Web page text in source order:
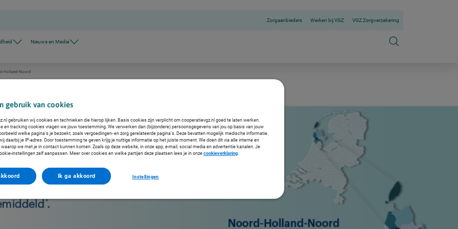
Zorgaanbieders Werken bij VGZ VGZ Zorgverzekering
Nieuws en Media
Holland-Noord
gebruik van cookies
gebruiken wij cookies en technieken die hierop lijken. Basis cookies zijn verplicht om cooperatievgz.nl goed te laten werken.
en tracking cookies vragen we jouw toestemming. We verwerken dan (bijzondere) persoonsgegevens van jou op basis van jouw
welke pagina’s je bezoekt, zoals vergoedingen- en zorg gerelateerde pagina’s. Deze bevatten mogelijk medische informatie.
daarbij je IP-adres. Door toestemming te geven krijg je nuttige informatie op het juiste moment. We doen dit via alle interne en
we met je in contact kunnen komen. Zoals op deze website, in onze app, e-mail, social media en advertentie kanalen. Je
instellingen zelf aanpassen. Meer over cookies en welke partijen deze plaatsen lees je in onze cookieverklaring.
Instellingen
Ik ga akkoord